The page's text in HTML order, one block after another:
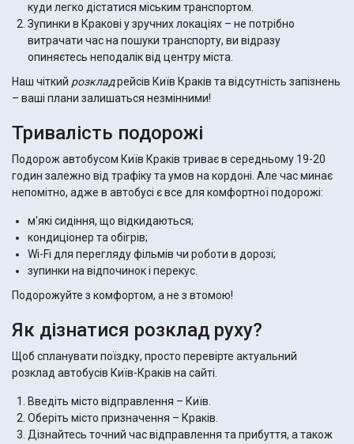
куди легко дістатися міським транспортом.
Зупинки в Кракові у зручних локаціях – не потрібно
витрачати час на пошуки транспорту, ви відразу
опиняєтесь неподалік від центру міста.
Наш чіткий розкладрейсів Київ Краків та відсутність запізнень
– ваші плани залишаться незмінними!
Тривалість подорожі
Подорож автобусом Київ Краків триває в середньому 19-20
годин залежно від трафіку та умов на кордоні. Але час минає
непомітно, адже в автобусі є все для комфортної подорожі:
м'які сидіння, що відкидаються;
кондиціонер та обігрів;
Wi-Fi для перегляду фільмів чи роботи в дорозі;
зупинки на відпочинок і перекус.
Подорожуйте з комфортом, а не з втомою!
Як дізнатися розклад руху?
Щоб спланувати поїздку, просто перевірте актуальний
розклад автобусів Київ-Краків на сайті.
Введіть місто відправлення – Київ.
Оберіть місто призначення – Краків.
Дізнайтесь точний час відправлення та прибуття, а також